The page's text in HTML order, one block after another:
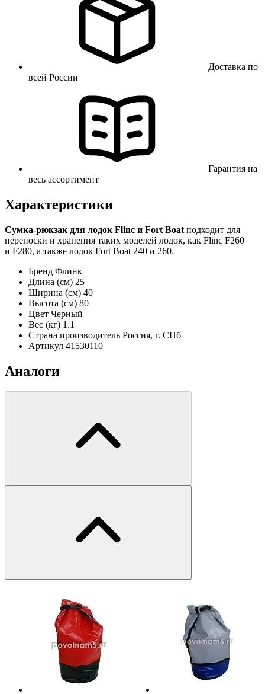
Доставка по
всей России
Гарантия на
весь ассортимент
Характеристики
Сумка-рюкзак для лодок Flinc и Fort Boat подходит для
переноски и хранения таких моделей лодок, как Flinc F260
и F280, а также лодок Fort Boat 240 и 260.
Бренд Флинк
Длина (см) 25
Ширина (см) 40
Высота (см) 80
Цвет Черный
Вес (кг) 1.1
Страна производитель Россия, г. СПб
Артикул 41530110
Аналоги